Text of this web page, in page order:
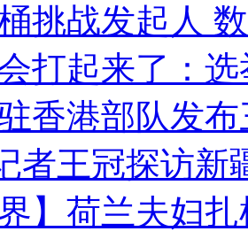
挑战发起人
打起来了：
香港部队发
者王冠探访新
界】荷兰夫妇